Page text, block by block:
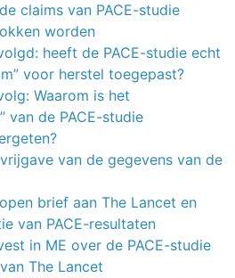
claims van PACE-studie
worden
heeft de PACE-studie echt
voor herstel toegepast?
Waarom is het
van de PACE-studie
van de gegevens van de
brief aan The Lancet en
van PACE-resultaten
in ME over de PACE-studie
The Lancet